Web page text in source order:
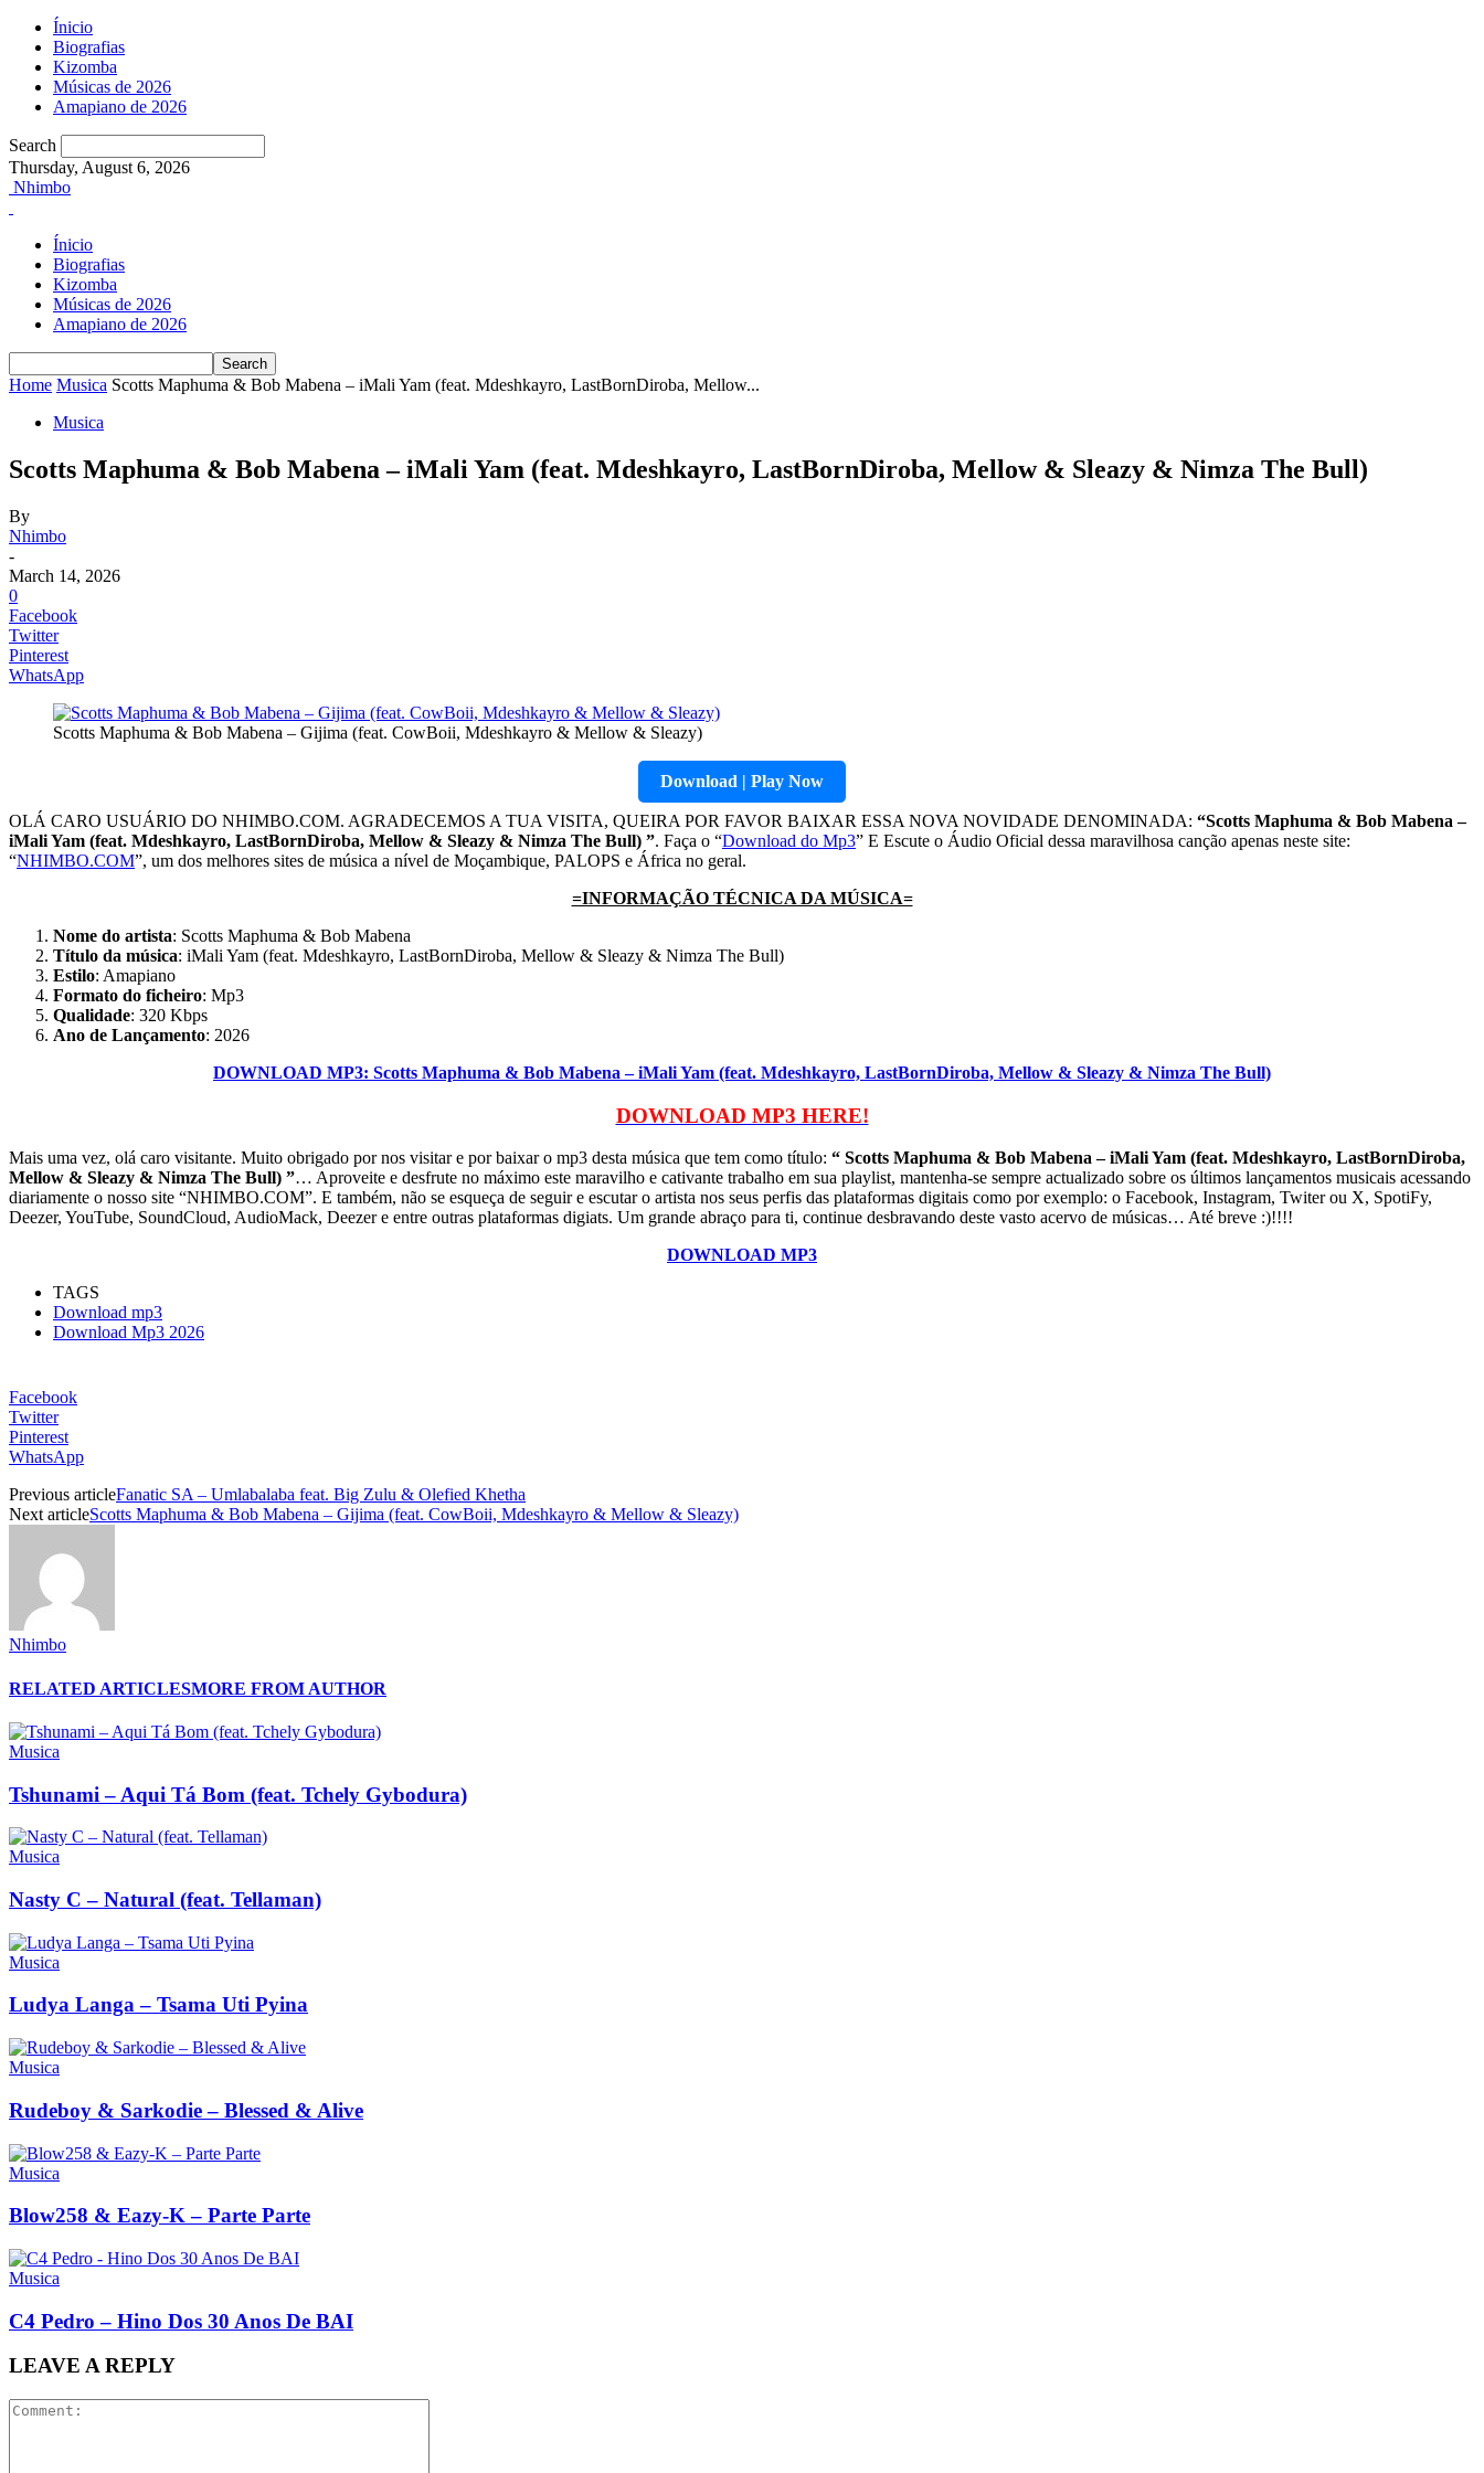
Ínicio
Biografias
Kizomba
Músicas de 2026
Amapiano de 2026
Search
Thursday, August 6, 2026
Nhimbo
Ínicio
Biografias
Kizomba
Músicas de 2026
Amapiano de 2026
Home Musica Scotts Maphuma & Bob Mabena – iMali Yam (feat. Mdeshkayro, LastBornDiroba, Mellow...
Musica
Scotts Maphuma & Bob Mabena – iMali Yam (feat. Mdeshkayro, LastBornDiroba, Mellow & Sleazy & Nimza The Bull)
By
Nhimbo
-
March 14, 2026
0
Facebook
Twitter
Pinterest
WhatsApp
Scotts Maphuma & Bob Mabena – Gijima (feat. CowBoii, Mdeshkayro & Mellow & Sleazy)
Download | Play Now
OLÁ CARO USUÁRIO DO NHIMBO.COM. AGRADECEMOS A TUA VISITA, QUEIRA POR FAVOR BAIXAR ESSA NOVA NOVIDADE DENOMINADA: “Scotts Maphuma & Bob Mabena –
iMali Yam (feat. Mdeshkayro, LastBornDiroba, Mellow & Sleazy & Nimza The Bull) ”. Faça o “Download do Mp3” E Escute o Áudio Oficial dessa maravilhosa canção apenas neste site:
“NHIMBO.COM”, um dos melhores sites de música a nível de Moçambique, PALOPS e África no geral.
=INFORMAÇÃO TÉCNICA DA MÚSICA=
Nome do artista: Scotts Maphuma & Bob Mabena
Título da música: iMali Yam (feat. Mdeshkayro, LastBornDiroba, Mellow & Sleazy & Nimza The Bull)
Estilo: Amapiano
Formato do ficheiro: Mp3
Qualidade: 320 Kbps
Ano de Lançamento: 2026
DOWNLOAD MP3: Scotts Maphuma & Bob Mabena – iMali Yam (feat. Mdeshkayro, LastBornDiroba, Mellow & Sleazy & Nimza The Bull)
DOWNLOAD MP3 HERE!
Mais uma vez, olá caro visitante. Muito obrigado por nos visitar e por baixar o mp3 desta música que tem como título: “ Scotts Maphuma & Bob Mabena – iMali Yam (feat. Mdeshkayro, LastBornDiroba,
Mellow & Sleazy & Nimza The Bull) ”… Aproveite e desfrute no máximo este maravilho e cativante trabalho em sua playlist, mantenha-se sempre actualizado sobre os últimos lançamentos musicais acessando
diariamente o nosso site “NHIMBO.COM”. E também, não se esqueça de seguir e escutar o artista nos seus perfis das plataformas digitais como por exemplo: o Facebook, Instagram, Twiter ou X, SpotiFy,
Deezer, YouTube, SoundCloud, AudioMack, Deezer e entre outras plataformas digiats. Um grande abraço para ti, continue desbravando deste vasto acervo de músicas… Até breve :)!!!!
DOWNLOAD MP3
TAGS
Download mp3
Download Mp3 2026
Facebook
Twitter
Pinterest
WhatsApp
Previous articleFanatic SA – Umlabalaba feat. Big Zulu & Olefied Khetha
Next articleScotts Maphuma & Bob Mabena – Gijima (feat. CowBoii, Mdeshkayro & Mellow & Sleazy)
Nhimbo
RELATED ARTICLESMORE FROM AUTHOR
Musica
Tshunami – Aqui Tá Bom (feat. Tchely Gybodura)
Musica
Nasty C – Natural (feat. Tellaman)
Musica
Ludya Langa – Tsama Uti Pyina
Musica
Rudeboy & Sarkodie – Blessed & Alive
Musica
Blow258 & Eazy-K – Parte Parte
Musica
C4 Pedro – Hino Dos 30 Anos De BAI
LEAVE A REPLY